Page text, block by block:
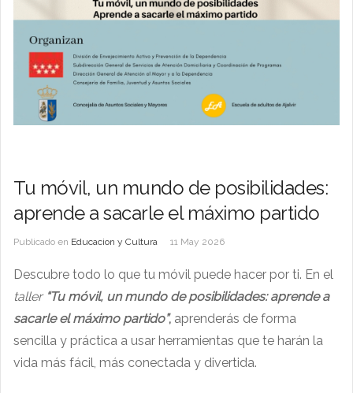
Tu móvil, un mundo de posibilidades:
aprende a sacarle el máximo partido
Publicado en Educacion y Cultura 11 May 2026
Descubre todo lo que tu móvil puede hacer por ti. En el
taller “Tu móvil, un mundo de posibilidades: aprende a
sacarle el máximo partido”, aprenderás de forma
sencilla y práctica a usar herramientas que te harán la
vida más fácil, más conectada y divertida.